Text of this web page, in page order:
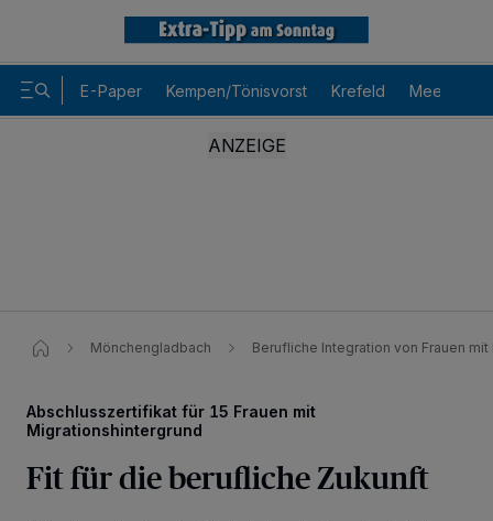
E-Paper Kempen/Tönisvorst Krefeld Meerbusch
Mönchengladbach Berufliche Integration von Frauen
Abschlusszertifikat für 15 Frauen mit
Migrationshintergrund
Fit für die berufliche Zukunft